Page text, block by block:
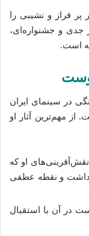
فراز و نشیبی را
جدی و جشنواره‌ای،
است.
در سینمای ایران
مهم‌ترین آثار او
او که
داشت و نقطه عطفی
در آن با استقبال